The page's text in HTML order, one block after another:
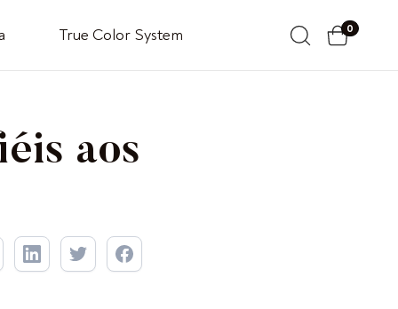
True Color System 0
aos